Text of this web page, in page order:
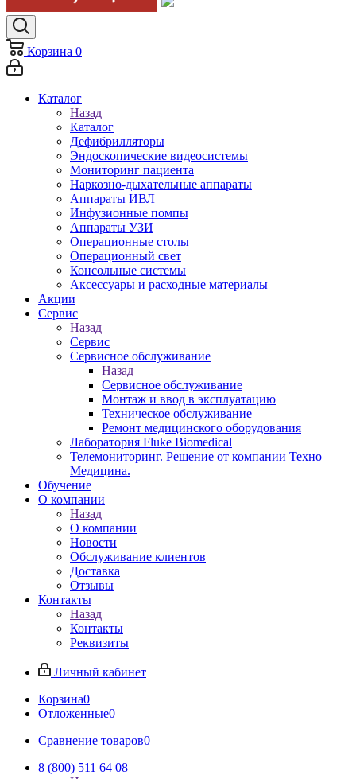
Корзина 0
Каталог
Назад
Каталог
Дефибрилляторы
Эндоскопические видеосистемы
Мониторинг пациента
Наркозно-дыхательные аппараты
Аппараты ИВЛ
Инфузионные помпы
Аппараты УЗИ
Операционные столы
Операционный свет
Консольные системы
Аксессуары и расходные материалы
Акции
Сервис
Назад
Сервис
Сервисное обслуживание
Назад
Сервисное обслуживание
Монтаж и ввод в эксплуатацию
Техническое обслуживание
Ремонт медицинского оборудования
Лаборатория Fluke Biomedical
Телемониторинг. Решение от компании Техно
Медицина.
Обучение
О компании
Назад
О компании
Новости
Обслуживание клиентов
Доставка
Отзывы
Контакты
Назад
Контакты
Реквизиты
Личный кабинет
Корзина0
Отложенные0
Сравнение товаров0
8 (800) 511 64 08